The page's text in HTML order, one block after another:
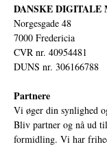
DANSKE DIGITALE
Norgesgade 48
7000 Fredericia
CVR nr. 40954481
DUNS nr. 306166788
Partnere
Vi øger din synlighed
Bliv partner og nå ud
formidling. Vi har